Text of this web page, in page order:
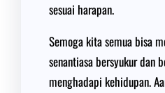
sesuai harapan.
Semoga kita semua bisa
senantiasa bersyukur dan
menghadapi kehidupan.